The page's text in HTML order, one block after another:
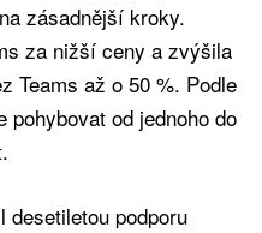
zásadnější kroky.
za nižší ceny a zvýšila
Teams až o 50 %. Podle
od jednoho do
podporu